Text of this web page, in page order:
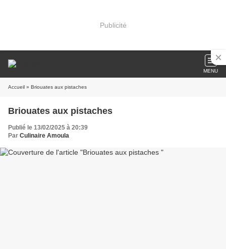
Publicité
MENU
Accueil » Briouates aux pistaches
Briouates aux pistaches
Publié le 13/02/2025 à 20:39
Par Culinaire Amoula